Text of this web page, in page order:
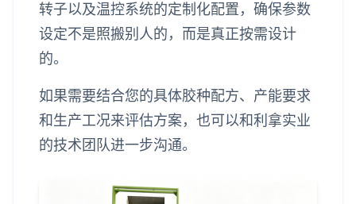
转子以及温控系统的定制化配置，确保参数
设定不是照搬别人的，而是真正按需设计
的。
如果需要结合您的具体胶种配方、产能要求
和生产工况来评估方案，也可以和利拿实业
的技术团队进一步沟通。